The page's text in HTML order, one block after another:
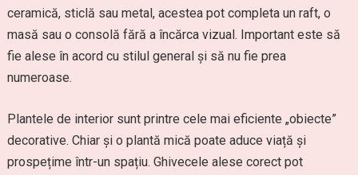
ceramică, sticlă sau metal, acestea pot completa un raft, o
masă sau o consolă fără a încărca vizual. Important este să
fie alese în acord cu stilul general și să nu fie prea
numeroase.
Plantele de interior sunt printre cele mai eficiente „obiecte”
decorative. Chiar și o plantă mică poate aduce viață și
prospețime într-un spațiu. Ghivecele alese corect pot